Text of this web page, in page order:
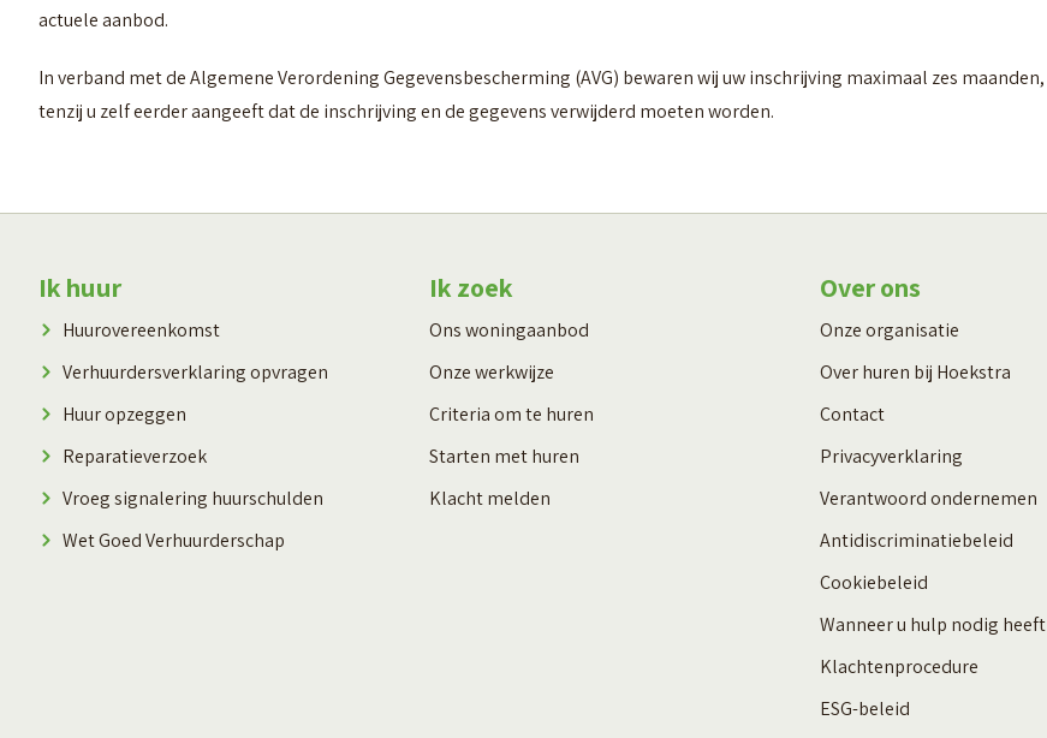
actuele aanbod.
In verband met de Algemene Verordening Gegevensbescherming (AVG) bewaren wij uw inschrijving maximaal zes maanden,
tenzij u zelf eerder aangeeft dat de inschrijving en de gegevens verwijderd moeten worden.
Contactinformatie
Ik huur
Huurovereenkomst
Verhuurdersverklaring opvragen
Huur opzeggen
Reparatieverzoek
Vroeg signalering huurschulden
Wet Goed Verhuurderschap
Ik zoek
Ons woningaanbod
Onze werkwijze
Criteria om te huren
Starten met huren
Klacht melden
Over ons
Onze organisatie
Over huren bij Hoekstra
Contact
Privacyverklaring
Verantwoord ondernemen
Antidiscriminatiebeleid
Cookiebeleid
Wanneer u hulp nodig heeft
Klachtenprocedure
ESG-beleid